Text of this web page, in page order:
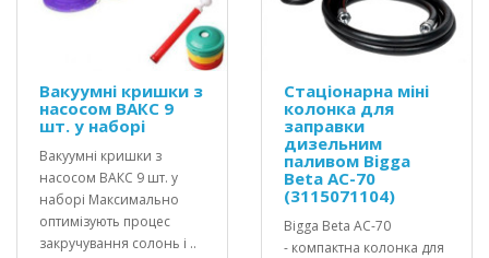
Вакуумні кришки з
насосом ВАКС 9
шт. у наборі
Вакуумні кришки з
насосом ВАКС 9 шт. у
наборі Максимально
оптимізують процес
закручування солонь і ..
Стаціонарна міні
колонка для
заправки
дизельним
паливом Bigga
Beta AC-70
(3115071104)
Bigga Beta AC-70
- компактна колонка для